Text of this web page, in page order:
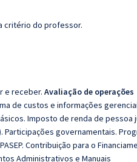
critério do professor.
e receber. Avaliação de operações
de custos e informações
Imposto de renda de pessoa
Participações governamentais.
Contribuição para o
Administrativos e Manuais